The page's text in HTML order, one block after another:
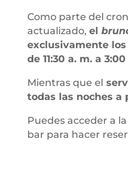
Como parte del
actualizado, el
exclusivamente
de 11:30 a. m. a
Mientras que el
todas las noches a
Puedes acceder a la
bar para hacer